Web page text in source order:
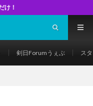
剣日Forumうぇぶ ス